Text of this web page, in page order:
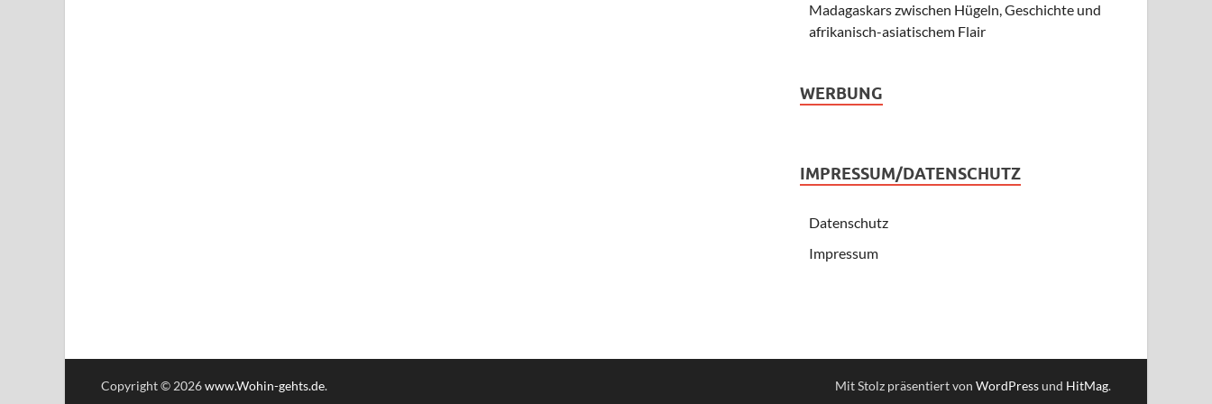
Madagaskars zwischen Hügeln, Geschichte und
afrikanisch-asiatischem Flair
WERBUNG
IMPRESSUM/DATENSCHUTZ
Datenschutz
Impressum
Copyright © 2026www.Wohin-gehts.de. Mit Stolz präsentiert von WordPressund HitMag.